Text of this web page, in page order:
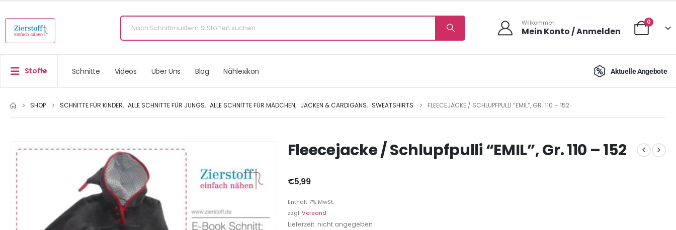
Willkommen
Mein Konto / Anmelden
0
Stoffe Schnitte Videos Über Uns Blog Nählexikon Aktuelle Angebote
SHOP SCHNITTE FÜR KINDER, ALLE SCHNITTE FÜR JUNGS, ALLE SCHNITTE FÜR MÄDCHEN, JACKEN & CARDIGANS, SWEATSHIRTS FLEECEJACKE / SCHLUPFPULLI “EMIL”, GR. 110 – 152
Fleecejacke / Schlupfpulli “EMIL”, Gr. 110 – 152
€5,99
Enthält 7% MwSt.
zzgl.Versand
Lieferzeit: nicht angegeben